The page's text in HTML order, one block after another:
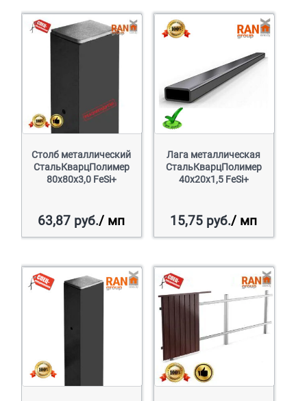
Столб металлический
СтальКварцПолимер
80х80х3,0 FeSi+
63,87 руб./ мп
Лага металлическая
СтальКварцПолимер
40х20х1,5 FeSi+
15,75 руб./ мп